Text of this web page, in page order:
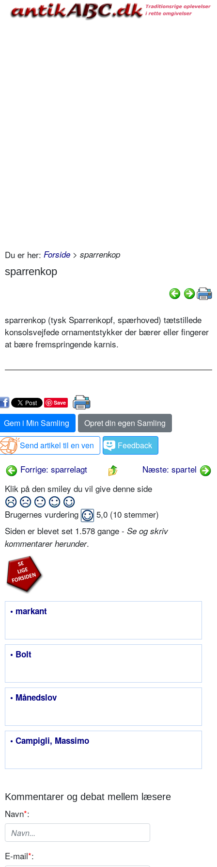
Du er her: Forside > sparrenkop
sparrenkop
sparrenkop (tysk Sparrenkopf, spærhoved) tætstillede
konsolsvejfede ornamentstykker der bærer eller fingerer
at bære fremspringende karnis.
Save
Gem i Min Samling
Opret din egen Samling
Send artikel til en ven
Feedback
Forrige: sparrelagt
Næste: spartel
Klik på den smiley du vil give denne side
Brugernes vurdering 5,0 (10 stemmer)
Siden er blevet set 1.578 gange - Se og skriv
kommentarer herunder.
• markant
• Bolt
• Månedslov
• Campigli, Massimo
Kommentarer og debat mellem læsere
Navn*:
E-mail*: